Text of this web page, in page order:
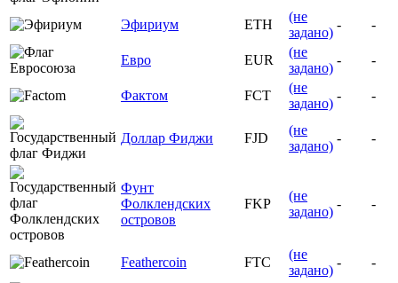
Эфириум ETH
(не
задано)
- -
Евро EUR
(не
задано)
- -
Фактом FCT
(не
задано)
- -
Доллар Фиджи FJD
(не
задано)
- -
Фунт
Фолклендских
островов
FKP
(не
задано)
- -
Feathercoin FTC
(не
задано)
- -